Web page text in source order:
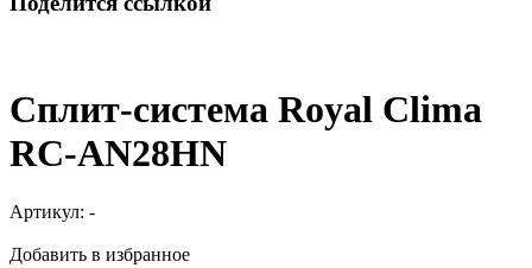
Сплит-система Royal Clima
RC-AN28HN
Артикул: -
Добавить в избранное